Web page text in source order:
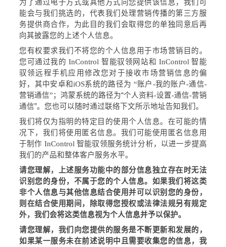
为了通过电子方式或其他方式向您提供该信息，我们可
能会与我们挑选的，代表我们处理营销传播的第三方服
务提供商合作，为此目的我们会取得您的单独同意后再
向其披露您的上述个人信息。
您有权要求我们不将您的个人信息用于市场营销目的。
您可通过我的 InControl 智能驭领网站和 InControl智能
驭领远程手机应用修改您对于接收市场营销信息的偏
好，其中安卓和iOS系统的路径为 “账户-我的账户-通信-
营销通信”；鸿蒙系统的路径为“个人资料-设置-通信-营销
通信”。您也可以随时通过联络下文所示地址告知我们。
我们将仅为指明的特定目的使用个人信息。在可能的情
况下，我们将使用匿名信息。我们可能使用匿名信息用
于制作 InControl 智能驭领服务统计分析，以进一步提高
我们的产品和整体客户服务水平。
请您理解，上述服务功能中的部分信息独立存在时无法
识别您的身份，不属于您的个人信息。如果我们将这类
非个人信息与其他信息结合使用并可以识别您的身份，
则在结合使用期间，除取得您授权或法律法规另有规定
外，我们会将这类信息视为个人信息并予以保护。
请您理解，我们向您提供的服务是不断更新和发展的，
如果某一服务未在前述说明中且需要收集您的信息，我